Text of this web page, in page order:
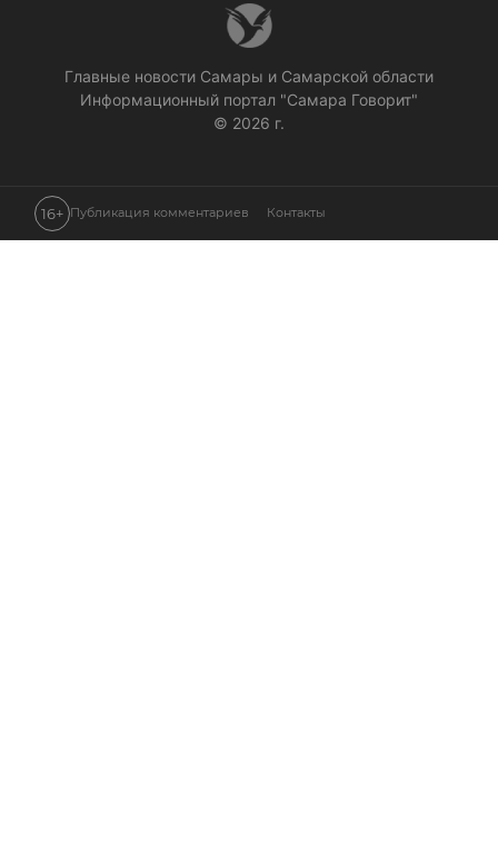
Главные новости Самары и Самарской области
Информационный портал "Самара Говорит"
© 2026 г.
16+ Публикация комментариев Контакты